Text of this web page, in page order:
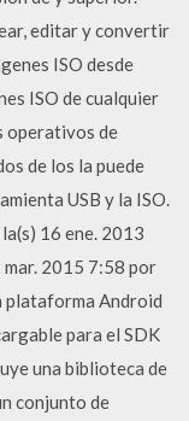
editar y convertir
ISO desde
ISO de cualquier
operativos de
de los la puede
USB y la ISO.
16 ene. 2013
2015 7:58 por
plataforma Android
para el SDK
una biblioteca de
conjunto de